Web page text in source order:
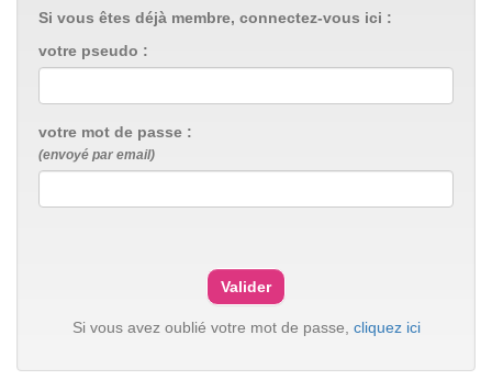
Si vous êtes déjà membre, connectez-vous ici :
votre pseudo :
votre mot de passe :
(envoyé par email)
Si vous avez oublié votre mot de passe, cliquez ici